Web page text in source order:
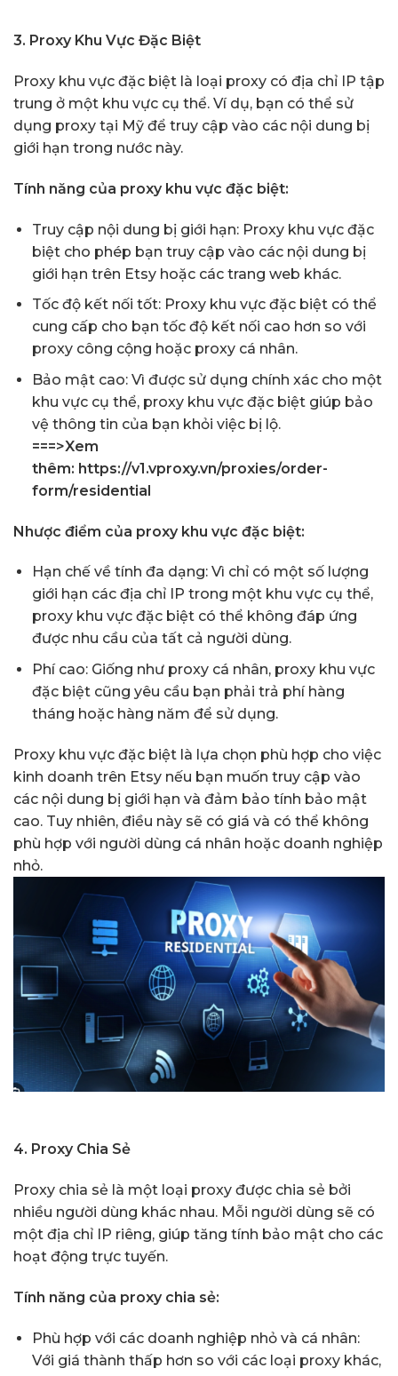
3. Proxy Khu Vực Đặc Biệt
Proxy khu vực đặc biệt là loại proxy có địa chỉ IP tập
trung ở một khu vực cụ thể. Ví dụ, bạn có thể sử
dụng proxy tại Mỹ để truy cập vào các nội dung bị
giới hạn trong nước này.
Tính năng của proxy khu vực đặc biệt:
Truy cập nội dung bị giới hạn: Proxy khu vực đặc
biệt cho phép bạn truy cập vào các nội dung bị
giới hạn trên Etsy hoặc các trang web khác.
Tốc độ kết nối tốt: Proxy khu vực đặc biệt có thể
cung cấp cho bạn tốc độ kết nối cao hơn so với
proxy công cộng hoặc proxy cá nhân.
Bảo mật cao: Vì được sử dụng chính xác cho một
khu vực cụ thể, proxy khu vực đặc biệt giúp bảo
vệ thông tin của bạn khỏi việc bị lộ.
===>Xem
thêm: https://v1.vproxy.vn/proxies/order-
form/residential
Nhược điểm của proxy khu vực đặc biệt:
Hạn chế về tính đa dạng: Vì chỉ có một số lượng
giới hạn các địa chỉ IP trong một khu vực cụ thể,
proxy khu vực đặc biệt có thể không đáp ứng
được nhu cầu của tất cả người dùng.
Phí cao: Giống như proxy cá nhân, proxy khu vực
đặc biệt cũng yêu cầu bạn phải trả phí hàng
tháng hoặc hàng năm để sử dụng.
Proxy khu vực đặc biệt là lựa chọn phù hợp cho việc
kinh doanh trên Etsy nếu bạn muốn truy cập vào
các nội dung bị giới hạn và đảm bảo tính bảo mật
cao. Tuy nhiên, điều này sẽ có giá và có thể không
phù hợp với người dùng cá nhân hoặc doanh nghiệp
nhỏ.
4. Proxy Chia Sẻ
Proxy chia sẻ là một loại proxy được chia sẻ bởi
nhiều người dùng khác nhau. Mỗi người dùng sẽ có
một địa chỉ IP riêng, giúp tăng tính bảo mật cho các
hoạt động trực tuyến.
Tính năng của proxy chia sẻ:
Phù hợp với các doanh nghiệp nhỏ và cá nhân:
Với giá thành thấp hơn so với các loại proxy khác,